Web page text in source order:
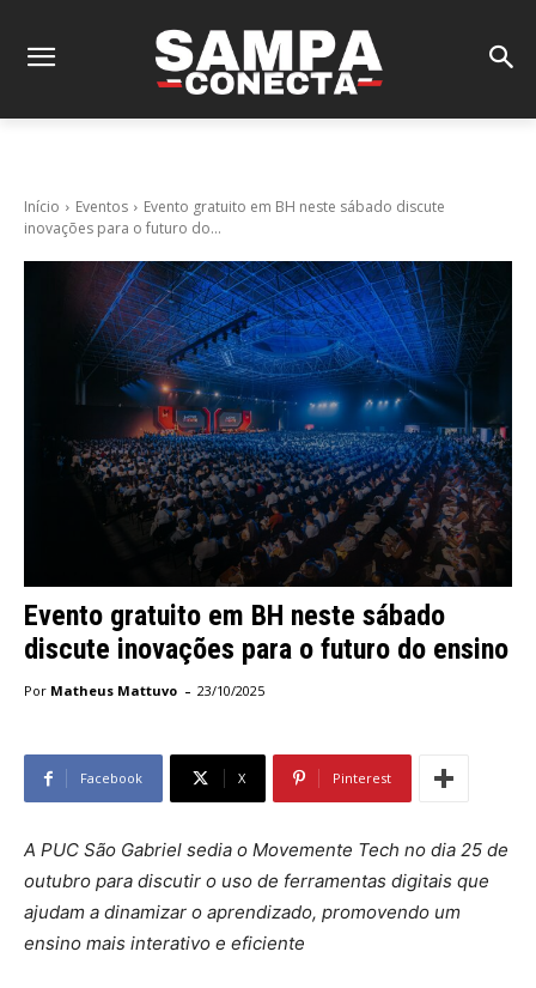
Início Eventos
Evento gratuito em BH neste sábado discute
inovações para o futuro do...
Evento gratuito em BH neste sábado
discute inovações para o futuro do ensino
Por Matheus Mattuvo - 23/10/2025
Facebook X Pinterest
A PUC São Gabriel sedia o Movemente Tech no dia 25 de
outubro para discutir o uso de ferramentas digitais que
ajudam a dinamizar o aprendizado, promovendo um
ensino mais interativo e eficiente